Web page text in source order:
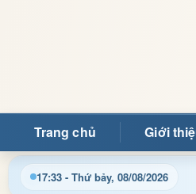
Trang chủ Giới
17:33 - Thứ bảy, 08/08/2026
tục hành chính và tin tức địa